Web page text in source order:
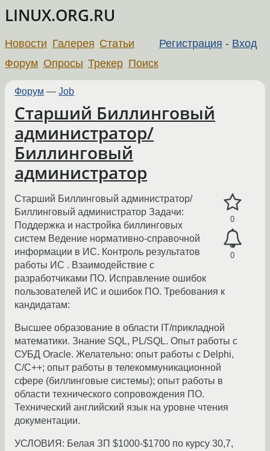
LINUX.ORG.RU
Регистрация - Вход
Новости Галерея Статьи
Форум Опросы Трекер Поиск
Форум — Job
Старший Биллинговый
администратор/
Биллинговый
администратор
0
0
Старший Биллинговый администратор/
Биллинговый администратор Задачи:
Поддержка и настройка биллинговых
систем Ведение нормативно-справочной
информации в ИС. Контроль результатов
работы ИС . Взаимодействие с
разработчиками ПО. Исправление ошибок
пользователей ИC и ошибок ПО. Требования к
кандидатам:
Высшее образование в области IT/прикладной
математики. Знание SQL, PL/SQL. Опыт работы с
СУБД Oracle. Желательно: опыт работы с Delphi,
C/C++; опыт работы в телекоммуникационной
сфере (биллинговые системы); опыт работы в
области технического сопровождения ПО.
Технический английский язык на уровне чтения
документации.
УСЛОВИЯ: Белая ЗП $1000-$1700 по курсу 30,7,